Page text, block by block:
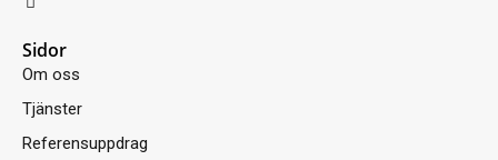
i
k
e
d
i
n
i
Sidor
Om oss
Tjänster
Referensuppdrag